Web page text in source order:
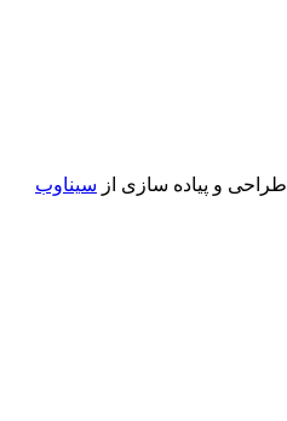
طراحی و پیاده سازی از سیناوب